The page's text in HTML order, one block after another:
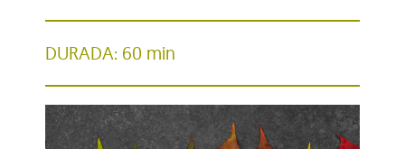
DURADA: 60 min